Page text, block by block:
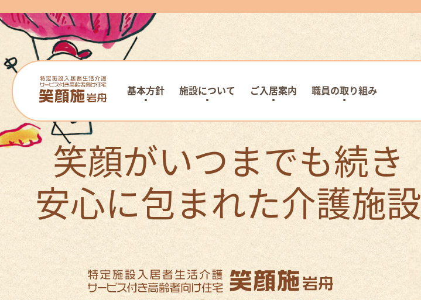
基本方針 施設について ご入居案内 職員の取り組み
笑顔がいつまでも続き
安心に包まれた介護施設